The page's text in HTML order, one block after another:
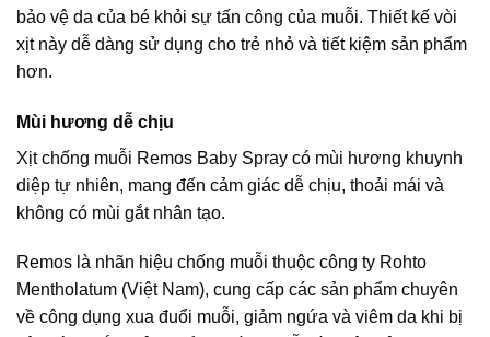
bảo vệ da của bé khỏi sự tấn công của muỗi. Thiết kế vòi
xịt này dễ dàng sử dụng cho trẻ nhỏ và tiết kiệm sản phẩm
hơn.
Mùi hương dễ chịu
Xịt chống muỗi Remos Baby Spray có mùi hương khuynh
diệp tự nhiên, mang đến cảm giác dễ chịu, thoải mái và
không có mùi gắt nhân tạo.
Remos là nhãn hiệu chống muỗi thuộc công ty Rohto
Mentholatum (Việt Nam), cung cấp các sản phẩm chuyên
về công dụng xua đuổi muỗi, giảm ngứa và viêm da khi bị